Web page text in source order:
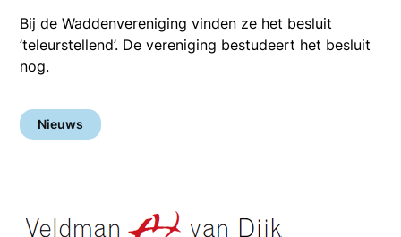
Bij de Waddenvereniging vinden ze het besluit
’teleurstellend’. De vereniging bestudeert het besluit
nog.
Nieuws